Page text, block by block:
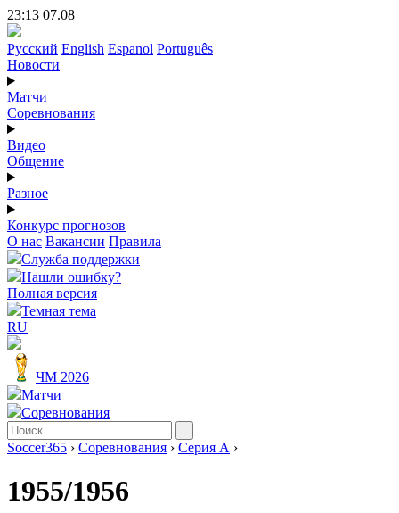
23:13 07.08
Русский English Espanol Português
Новости
Матчи
Соревнования
Видео
Общение
Разное
Конкурс прогнозов
О нас Вакансии Правила
Служба поддержки
Нашли ошибку?
Полная версия
Темная тема
RU
ЧМ 2026
Матчи
Соревнования
Soccer365 › Соревнования › Серия А ›
1955/1956